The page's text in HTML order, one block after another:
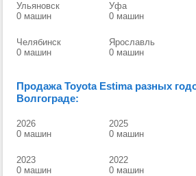
Ульяновск
0 машин
Уфа
0 машин
Челябинск
0 машин
Ярославль
0 машин
Продажа Toyota Estima разных
Волгограде:
2026
0 машин
2025
0 машин
2023
0 машин
2022
0 машин